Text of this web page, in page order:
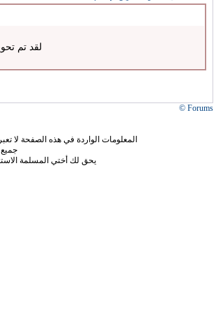
لقد تم
Forums ©
المعلومات الواردة في هذه الصفحة لا
يحق لك أختي المسلمة